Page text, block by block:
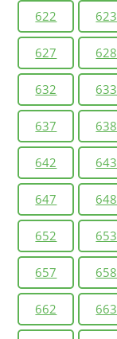
622 623
627 628
632 633
637 638
642 643
647 648
652 653
657 658
662 663